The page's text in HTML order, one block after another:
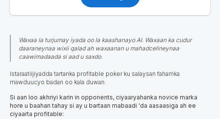
Waxaa la turjumay iyada oo la kaashanayo AI. Waxaan ka cudur
daaraneynaa wixii qalad ah waxaanan u mahadcelineynaa
caawimadaada si aad u saxdo.
Istaraatiijiyadda tartanka profitable poker ku salaysan fahamka
mawduucyo badan oo kala duwan.
Si aan loo akhriyi karin in оpponents, ciyaaryahanka novice marka
hore u baahan tahay si ay u bartaan mabaadi 'da aasaasiga ah ee
ciyaarta profitable: